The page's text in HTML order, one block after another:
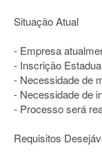
Situação Atual
- Empresa
- Inscrição
- Necessidade de
- Necessidade de
- Processo será
Requisitos